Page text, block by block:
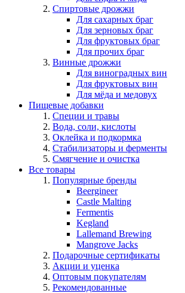
Спиртовые дрожжи
Для сахарных браг
Для зерновых браг
Для фруктовых браг
Для прочих браг
Винные дрожжи
Для виноградных вин
Для фруктовых вин
Для мёда и медовух
Пищевые добавки
Специи и травы
Вода, соли, кислоты
Оклейка и подкормка
Стабилизаторы и ферменты
Смягчение и очистка
Все товары
Популярные бренды
Beergineer
Castle Malting
Fermentis
Kegland
Lallemand Brewing
Mangrove Jacks
Подарочные сертификаты
Акции и уценка
Оптовым покупателям
Рекомендованные